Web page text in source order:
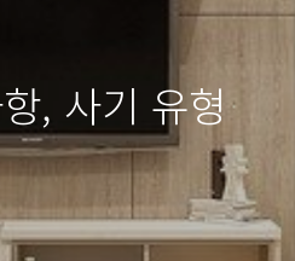
, 사기 유형